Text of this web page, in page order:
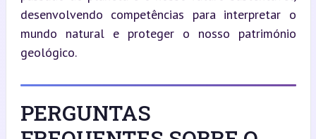
desenvolvendo competências para interpretar o
mundo natural e proteger o nosso património
geológico.
PERGUNTAS